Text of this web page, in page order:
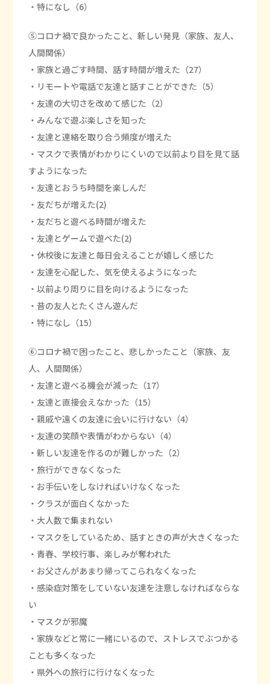
・特になし（6）
⑤コロナ禍で良かったこと、新しい発見（家族、友人、
人間関係）
・家族と過ごす時間、話す時間が増えた（27）
・リモートや電話で友達と話すことができた（5）
・友達の大切さを改めて感じた（2）
・みんなで遊ぶ楽しさを知った
・友達と連絡を取り合う頻度が増えた
・マスクで表情がわかりにくいので以前より目を見て話
すようになった
・友達とおうち時間を楽しんだ
・友だちが増えた(2)
・友だちと遊べる時間が増えた
・友達とゲームで遊べた(2)
・休校後に友達と毎日会えることが嬉しく感じた
・友達を心配した、気を使えるようになった
・以前より周りに目を向けるようになった
・昔の友人とたくさん遊んだ
・特になし（15）
⑥コロナ禍で困ったこと、悲しかったこと（家族、友
人、人間関係）
・友達と遊べる機会が減った（17）
・友達と直接会えなかった（15）
・親戚や遠くの友達に会いに行けない（4）
・友達の笑顔や表情がわからない（4）
・新しい友達を作るのが難しかった（2）
・旅行ができなくなった
・お手伝いをしなければいけなくなった
・クラスが面白くなかった
・大人数で集まれない
・マスクをしているため、話すときの声が大きくなった
・青春、学校行事、楽しみが奪われた
・お父さんがあまり帰ってこられなくなった
・感染症対策をしていない友達を注意しなければならな
い
・マスクが邪魔
・家族などと常に一緒にいるので、ストレスでぶつかる
ことも多くなった
・県外への旅行に行けなくなった